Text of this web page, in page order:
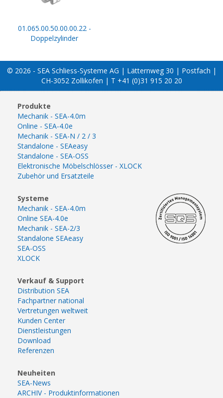
01.065.00.50.00.00.22 -
Doppelzylinder
© 2026 - SEA Schliess-Systeme AG | Lätternweg 30 | Postfach |
CH-3052 Zollikofen | T +41 (0)31 915 20 20
Produkte
Mechanik - SEA-4.0m
Online - SEA-4.0e
Mechanik - SEA-N / 2 / 3
Standalone - SEAeasy
Standalone - SEA-OSS
Elektronische Möbelschlösser - XLOCK
Zubehör und Ersatzteile
Systeme
Mechanik - SEA-4.0m
Online SEA-4.0e
Mechanik - SEA-2/3
Standalone SEAeasy
SEA-OSS
XLOCK
Verkauf & Support
Distribution SEA
Fachpartner national
Vertretungen weltweit
Kunden Center
Dienstleistungen
Download
Referenzen
Neuheiten
SEA-News
ARCHIV - Produktinformationen